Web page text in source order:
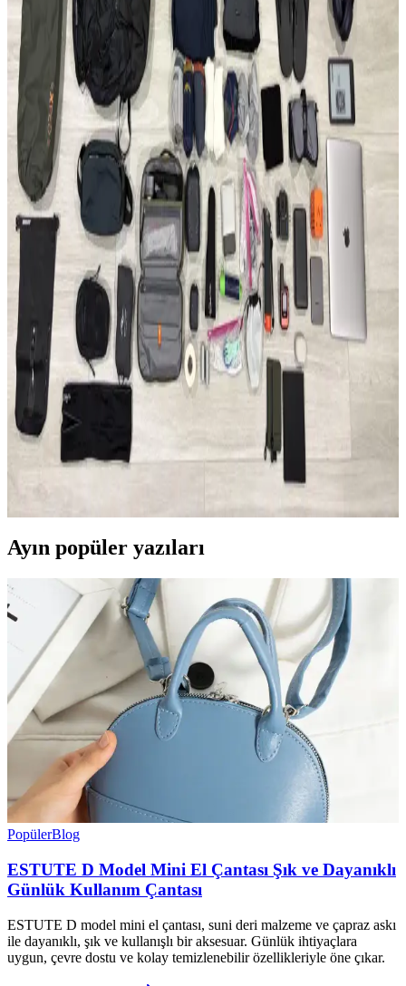
Evergoods CPL16 Sırt Çantası: Minimal Tasarım ve
Fonksiyonellik Üzerine 6 Aylık Değerlendirme
Evergoods CPL16, su şişesi cebi olmadan tasarım bütünlüğü ve
kullanım kolaylığı sunar. 16 litrelik kapasitesi, dayanıklı malzemesi
ve dengeli yapısıyla günlük kullanım ve kısa seyahatler için
uygundur.
Able Carry Max EDC ve Aer Travel Pack 4 28L (X-
Pac) Sırt Çantası Karşılaştırması
Able Carry Max EDC ve Aer Travel Pack 4 28L sırt çantaları,
malzeme kalitesi, taşıma konforu ve organizasyon özellikleriyle
günlük kullanım ve seyahat ihtiyaçlarına farklı çözümler sunuyor.
50 Günlük Güney Avrupa Seyahati İçin Minimalist
Tek Çanta Hazırlığı ve İpuçları
Güney Avrupa'da 50 gün süren seyahatte sadece 35 litrelik sırt
çantası kullanılarak hafiflik ve işlevsellik ön planda tutuldu. Kıyafet,
teknoloji ve bakım önerileriyle minimal seyahat deneyimi anlatılıyor.
2026 Asya ve Okyanusya Sırt Çantası Seyahati İçin
Ekipman ve Planlama Rehberi
2026'da başlayacak Asya ve Okyanusya sırt çantası seyahati için
detaylı ekipman ve planlama önerileri sunulmaktadır. Seyahat rotası,
Ayın popüler yazıları
PopülerBlog
ESTUTE D Model Mini El Çantası Şık ve Dayanıklı
Günlük Kullanım Çantası
ESTUTE D model mini el çantası, suni deri malzeme ve çapraz askı
ile dayanıklı, şık ve kullanışlı bir aksesuar. Günlük ihtiyaçlara
uygun, çevre dostu ve kolay temizlenebilir özellikleriyle öne çıkar.